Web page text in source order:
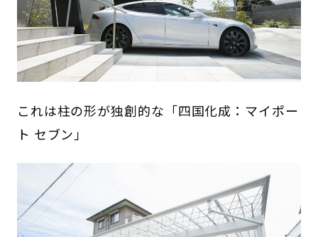
これは柱の形が独創的な「四国化成：マイポー
ト セブン」